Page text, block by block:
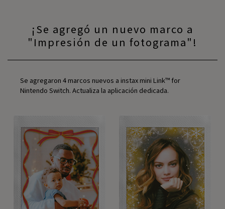
¡Se agregó un nuevo marco a
"Impresión de un fotograma"!
Se agregaron 4 marcos nuevos a instax mini Link™ for
Nintendo Switch. Actualiza la aplicación dedicada.